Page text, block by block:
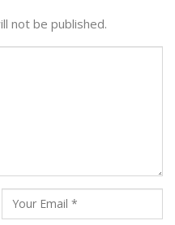
not be published.